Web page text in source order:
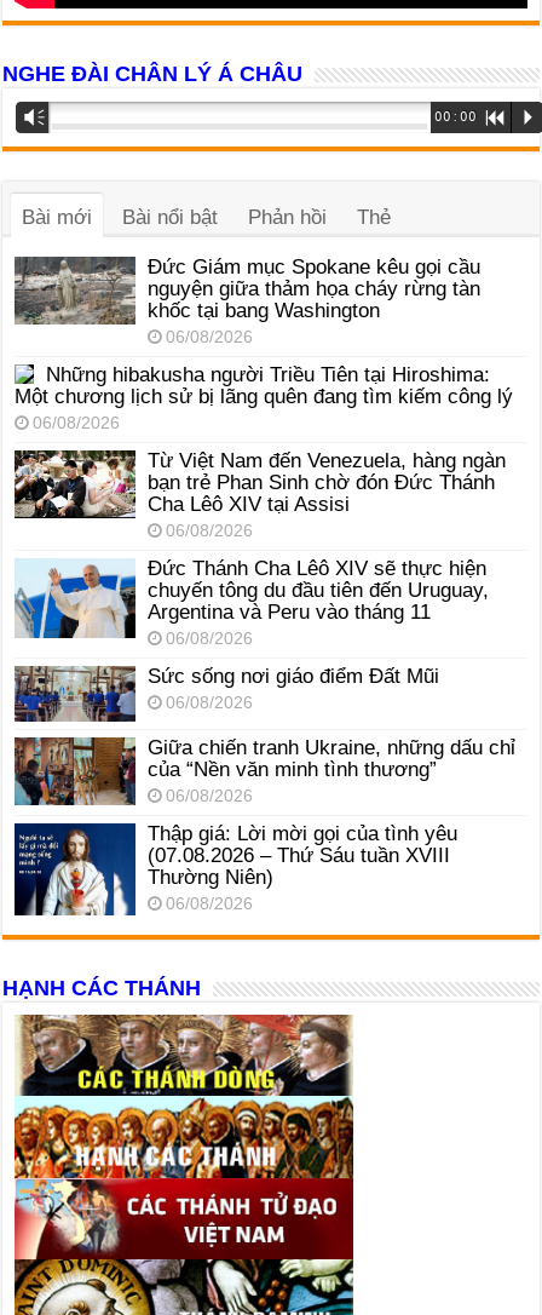
NGHE ĐÀI CHÂN LÝ Á CHÂU
Trình
phát
âm
Vm 00:00 R P
Bài mới Bài nổi bật Phản hồi Thẻ
Đức Giám mục Spokane kêu gọi cầu
nguyện giữa thảm họa cháy rừng tàn
khốc tại bang Washington
06/08/2026
Những hibakusha người Triều Tiên tại Hiroshima:
Một chương lịch sử bị lãng quên đang tìm kiếm công lý
06/08/2026
Từ Việt Nam đến Venezuela, hàng ngàn
bạn trẻ Phan Sinh chờ đón Đức Thánh
Cha Lêô XIV tại Assisi
06/08/2026
Đức Thánh Cha Lêô XIV sẽ thực hiện
chuyến tông du đầu tiên đến Uruguay,
Argentina và Peru vào tháng 11
06/08/2026
Sức sống nơi giáo điểm Đất Mũi
06/08/2026
Giữa chiến tranh Ukraine, những dấu chỉ
của “Nền văn minh tình thương”
06/08/2026
Thập giá: Lời mời gọi của tình yêu
(07.08.2026 – Thứ Sáu tuần XVIII
Thường Niên)
06/08/2026
HẠNH CÁC THÁNH